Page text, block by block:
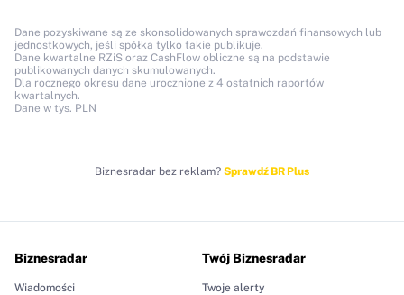
Dane pozyskiwane są ze skonsolidowanych sprawozdań finansowych lub
jednostkowych, jeśli spółka tylko takie publikuje.
Dane kwartalne RZiS oraz CashFlow obliczne są na podstawie
publikowanych danych skumulowanych.
Dla rocznego okresu dane urocznione z 4 ostatnich raportów
kwartalnych.
Dane w tys. PLN
Biznesradar bez reklam? Sprawdź BR Plus
Biznesradar
Wiadomości
Twój Biznesradar
Twoje alerty